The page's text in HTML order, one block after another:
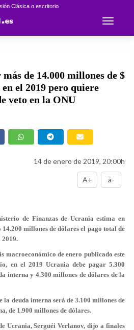
Clásica o escritorio
Toggle
de 14.000 millones de $
el 2019 pero quiere
veto en la ONU
14 de enero de 2019, 20:00h
A+ a-
de Finanzas de Ucrania estima en
millones de dólares el pago total de
2019.
macroeconómico de enero publicado este
en el 2019 Ucrania debe pagar 5.300
interna y 4.300 millones de dólares de la
la deuda interna será de 3.100 millones de
de 1.900 millones de dólares.
Ucrania, Serguéi Verlanov, dijo a finales